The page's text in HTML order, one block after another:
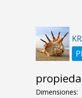
Dimensiones: